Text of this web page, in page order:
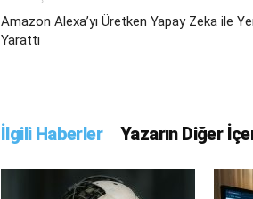
Amazon Alexa’yı Üretken Yapay Zeka ile
Yarattı
İlgili Haberler Yazarın Diğer